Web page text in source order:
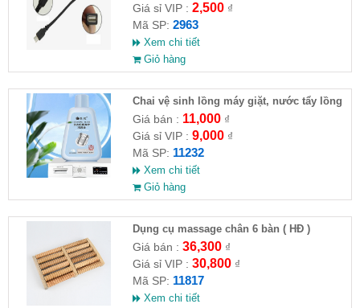
Giá sỉ VIP : 2,500₫
Mã SP: 2963
Xem chi tiết
Giỏ hàng
Chai vệ sinh lồng máy giặt, nước tẩy lồng
máy giặt CLEANING FLUID
Giá bán : 11,000₫
Giá sỉ VIP : 9,000₫
Mã SP: 11232
Xem chi tiết
Giỏ hàng
Dụng cụ massage chân 6 bàn ( HĐ )
Giá bán : 36,300₫
Giá sỉ VIP : 30,800₫
Mã SP: 11817
Xem chi tiết